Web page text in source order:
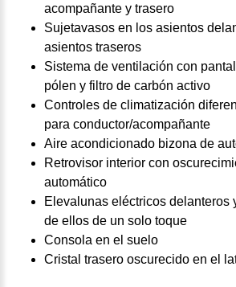
acompañante y trasero
Sujetavasos en los asientos
asientos traseros
Sistema de ventilación con
pólen y filtro de carbón activo
Controles de climatización
para conductor/acompañante
Aire acondicionado bizona de
Retrovisor interior con
automático
Elevalunas eléctricos delanteros
de ellos de un solo toque
Consola en el suelo
Cristal trasero oscurecido en el